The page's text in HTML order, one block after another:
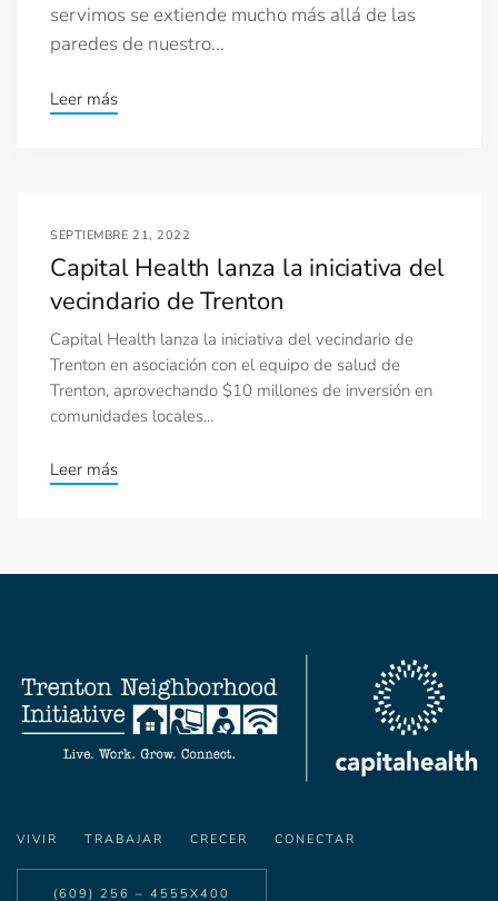
servimos se extiende mucho más allá de las
paredes de nuestro...
Leer más
SEPTIEMBRE 21, 2022
Capital Health lanza la iniciativa del
vecindario de Trenton
Capital Health lanza la iniciativa del vecindario de
Trenton en asociación con el equipo de salud de
Trenton, aprovechando $10 millones de inversión en
comunidades locales...
Leer más
VIVIR TRABAJAR CRECER CONECTAR
(609) 256 – 4555X400